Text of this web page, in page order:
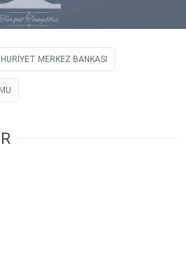
MERKEZ BANKASI